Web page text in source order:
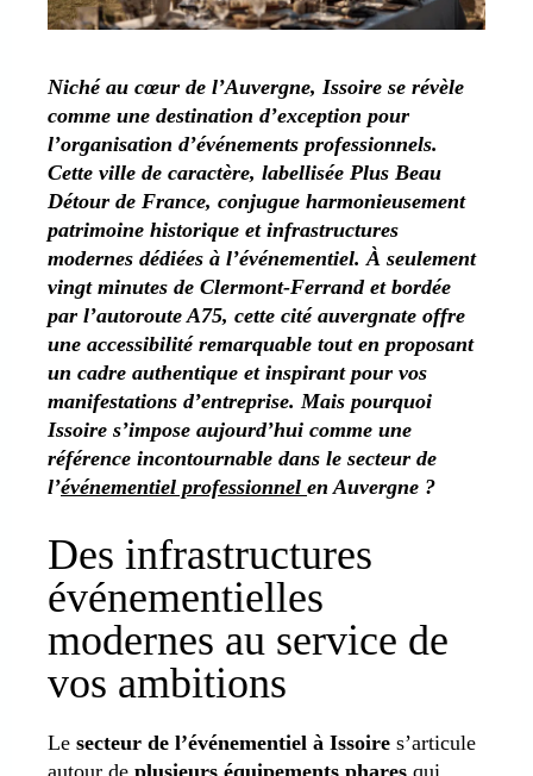
Niché au cœur de l’Auvergne, Issoire se révèle
comme une destination d’exception pour
l’organisation d’événements professionnels.
Cette ville de caractère, labellisée Plus Beau
Détour de France, conjugue harmonieusement
patrimoine historique et infrastructures
modernes dédiées à l’événementiel. À seulement
vingt minutes de Clermont-Ferrand et bordée
par l’autoroute A75, cette cité auvergnate offre
une accessibilité remarquable tout en proposant
un cadre authentique et inspirant pour vos
manifestations d’entreprise. Mais pourquoi
Issoire s’impose aujourd’hui comme une
référence incontournable dans le secteur de
l’événementiel professionnel en Auvergne ?
Des infrastructures
événementielles
modernes au service de
vos ambitions
Le secteur de l’événementiel à Issoire s’articule
autour de plusieurs équipements phares qui